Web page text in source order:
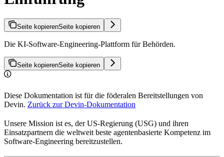
Seite kopierenSeite kopieren
Die KI-Software-Engineering-Plattform für Behörden.
Seite kopierenSeite kopieren
Diese Dokumentation ist für die föderalen Bereitstellungen von
Devin. Zurück zur Devin-Dokumentation
Unsere Mission ist es, der US-Regierung (USG) und ihren
Einsatzpartnern die weltweit beste agentenbasierte Kompetenz im
Software-Engineering bereitzustellen.